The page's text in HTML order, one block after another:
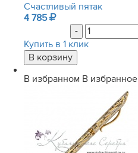
Счастливый пятак
4 785
-
Купить в 1 клик
В избранном В избранное